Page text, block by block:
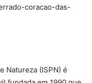
coracao-das-
Natureza (ISPN) é